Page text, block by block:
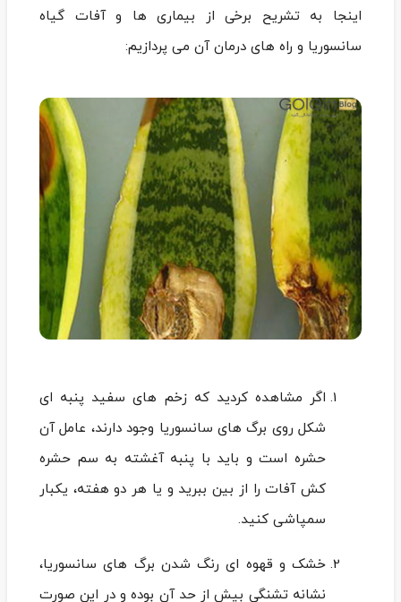
اینجا به تشریح برخی از بیماری ها و آفات گیاه
سانسوریا و راه های درمان آن می پردازیم:
اگر مشاهده کردید که زخم های سفید پنبه ای
شکل روی برگ های سانسوریا وجود دارند، عامل آن
حشره است و باید با پنبه آغشته به سم حشره
کش آفات را از بین ببرید و یا هر دو هفته، یکبار
سمپاشی کنید.
خشک و قهوه ای رنگ شدن برگ های سانسوریا،
نشانه تشنگی بیش از حد آن بوده و در این صورت